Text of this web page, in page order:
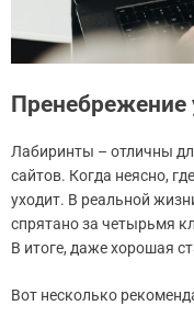
Пренебрежение
Лабиринты – отличны
сайтов. Когда неясно,
уходит. В реальной
спрятано за четырьмя
В итоге, даже хорошая
Вот несколько